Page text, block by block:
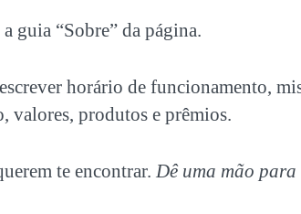
guia “Sobre” da página.
horário de funcionamento,
valores, produtos e prêmios.
te encontrar. Dê uma mão para